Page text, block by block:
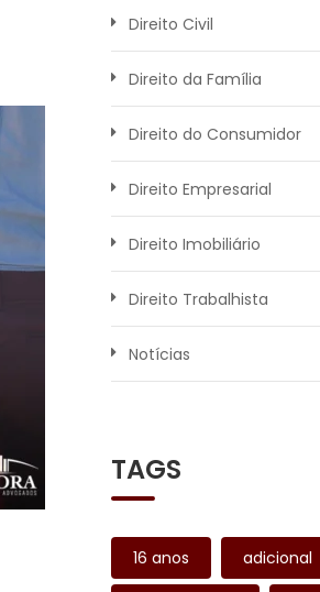
Direito Civil
Direito da Família
Direito do Consumidor
Direito Empresarial
Direito Imobiliário
Direito Trabalhista
Notícias
TAGS
16 anos adicional